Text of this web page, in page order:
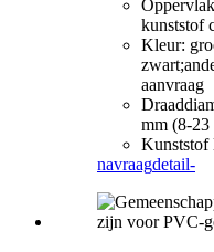
kunststof
Kleur:
aanvraag
mm (8-23
Kunststof
navraagdetail-